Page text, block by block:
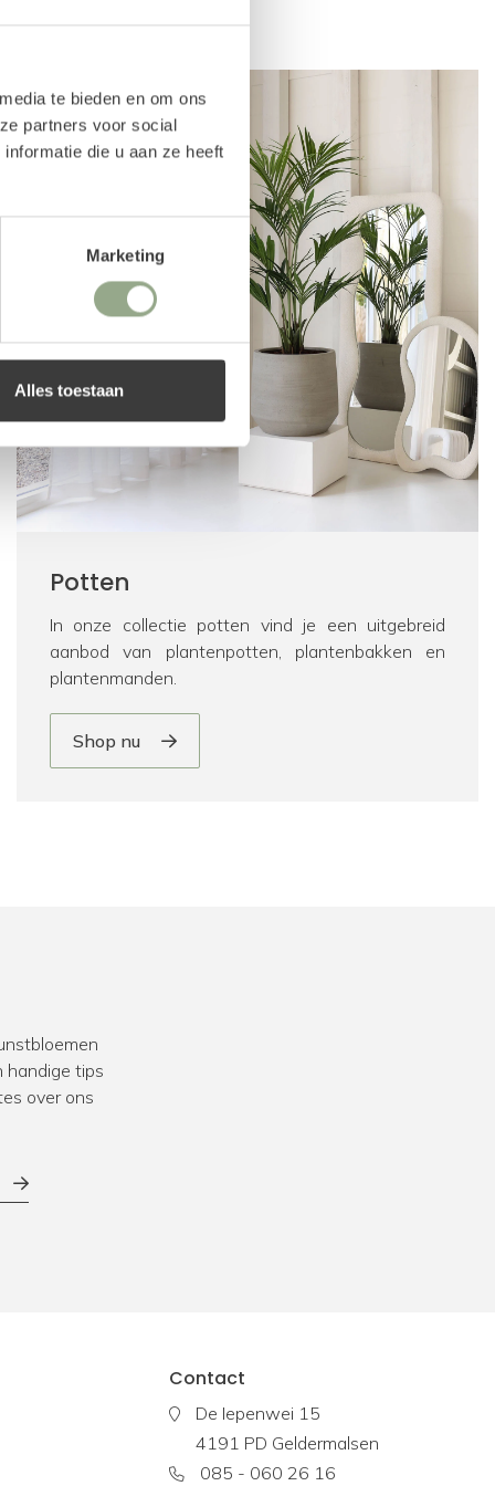
te bieden en om ons
partners voor social
die u aan ze heeft
Marketing
Alles toestaan
Potten
In onze collectie potten vind je een uitgebreid
aanbod van plantenpotten, plantenbakken en
plantenmanden.
Shop nu
handige tips
over ons
Contact
De Iepenwei 15
4191 PD Geldermalsen
085 - 060 26 16